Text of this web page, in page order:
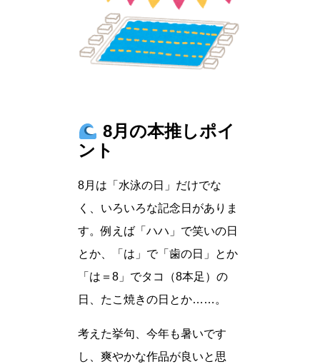
8月の本推しポイ
ント
8月は「水泳の日」だけでな
く、いろいろな記念日がありま
す。例えば「ハハ」で笑いの日
とか、「は」で「歯の日」とか
「は＝8」でタコ（8本足）の
日、たこ焼きの日とか……。
考えた挙句、今年も暑いです
し、爽やかな作品が良いと思